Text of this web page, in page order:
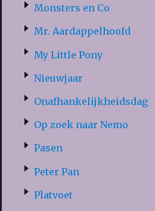
Monsters en Co
Mr. Aardappelhoofd
My Little Pony
Nieuwjaar
Onafhankelijkheidsdag
Op zoek naar Nemo
Pasen
Peter Pan
Platvoet